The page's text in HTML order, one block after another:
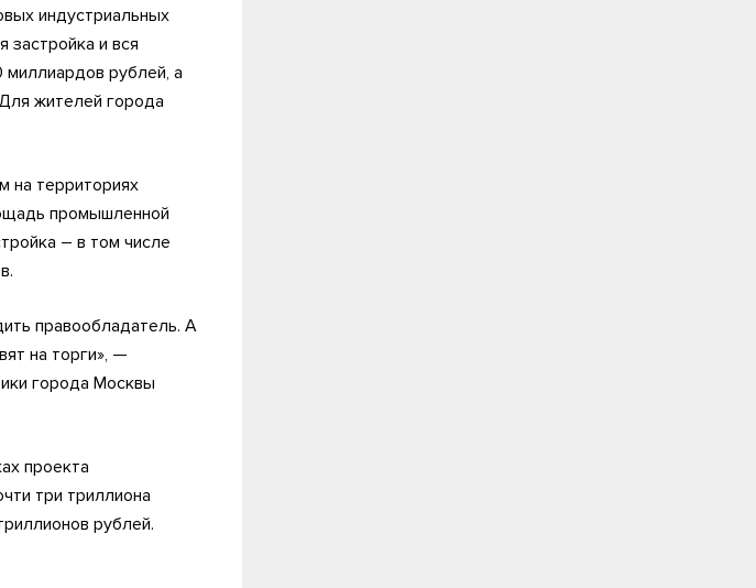
индустриальных
застройка и вся
рублей, а
жителей города
на территориях
промышленной
– в том числе
правообладатель. А
на торги», —
города Москвы
проекта
три триллиона
рублей.